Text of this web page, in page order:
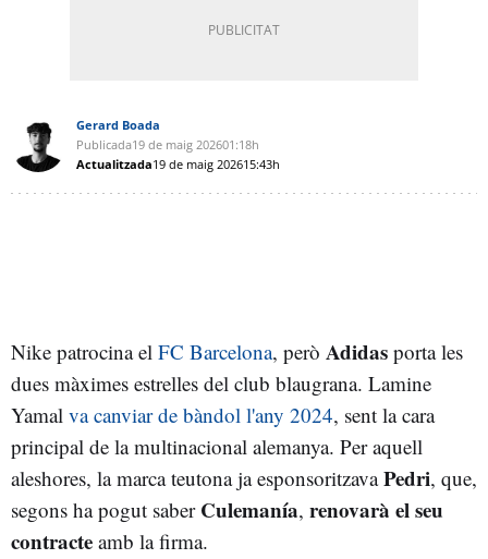
Gerard Boada
Publicada19 de maig 202601:18h
Actualitzada19 de maig 202615:43h
Nike patrocina el FC Barcelona, però Adidas porta les
dues màximes estrelles del club blaugrana. Lamine
Yamal va canviar de bàndol l'any 2024, sent la cara
principal de la multinacional alemanya. Per aquell
aleshores, la marca teutona ja esponsoritzavaPedri, que,
segons ha pogut saber Culemanía, renovarà el seu
contracte amb la firma.